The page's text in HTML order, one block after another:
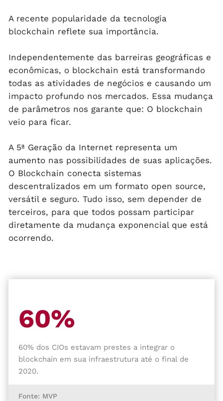
A recente popularidade da tecnologia
blockchain reflete sua importância.
Independentemente das barreiras geográficas e
econômicas, o blockchain está transformando
todas as atividades de negócios e causando um
impacto profundo nos mercados. Essa mudança
de parâmetros nos garante que: O blockchain
veio para ficar.
A 5ª Geração da Internet representa um
aumento nas possibilidades de suas aplicações.
O Blockchain conecta sistemas
descentralizados em um formato open source,
versátil e seguro. Tudo isso, sem depender de
terceiros, para que todos possam participar
diretamente da mudança exponencial que está
ocorrendo.
60%
60% dos CIOs estavam prestes a integrar o
blockchain em sua infraestrutura até o final de
2020.
Fonte: MVP